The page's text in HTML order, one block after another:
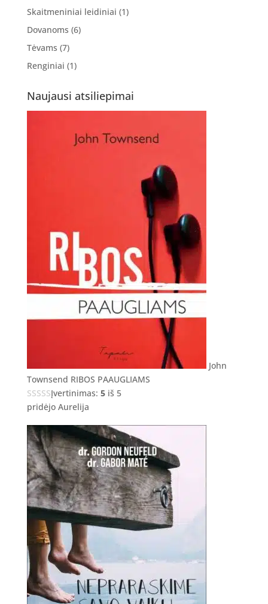
Skaitmeniniai leidiniai (1)
Dovanoms (6)
Tėvams (7)
Renginiai (1)
Naujausi atsiliepimai
John
Townsend RIBOS PAAUGLIAMS
Įvertinimas: 5iš 5
pridėjo Aurelija